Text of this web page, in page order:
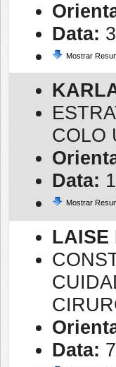
Data:
Mostrar
COLO
Data:
Mostrar
LAISE
Data: